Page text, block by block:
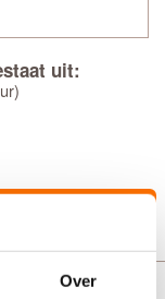
Over
uit: